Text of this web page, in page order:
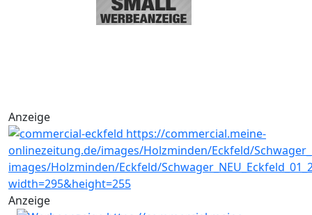
Anzeige
Anzeige